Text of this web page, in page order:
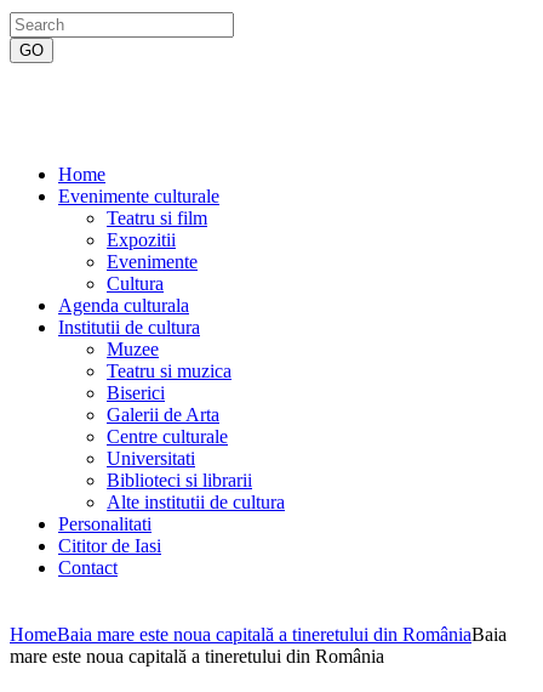
Home
Evenimente culturale
Teatru si film
Expozitii
Evenimente
Cultura
Agenda culturala
Institutii de cultura
Muzee
Teatru si muzica
Biserici
Galerii de Arta
Centre culturale
Universitati
Biblioteci si librarii
Alte institutii de cultura
Personalitati
Cititor de Iasi
Contact
HomeBaia mare este noua capitală a tineretului din RomâniaBaia
mare este noua capitală a tineretului din România